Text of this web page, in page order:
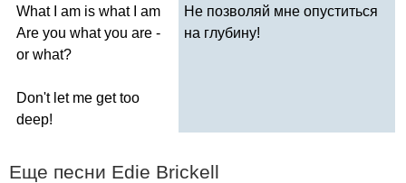
What am is what
am
Are you what you are -
or what?
Don't let me get too
deep!
Не позволяй мне опуститься
на глубину!
Еще песни Edie Brickell